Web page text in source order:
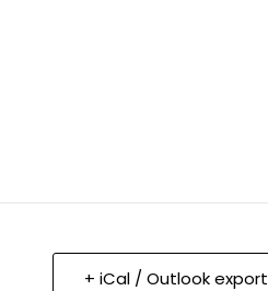
+ iCal / Outlook export